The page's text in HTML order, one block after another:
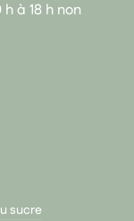
à 18 h non
sucre